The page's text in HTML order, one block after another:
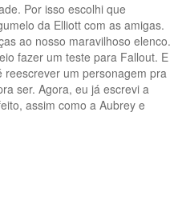
Por isso escolhi que
da Elliott com as amigas.
ao nosso maravilhoso elenco.
fazer um teste para Fallout. E
um personagem pra
ser. Agora, eu já escrevi a
assim como a Aubrey e